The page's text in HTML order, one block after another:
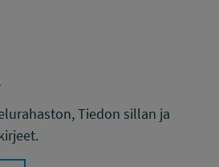
Tiedon sillan ja